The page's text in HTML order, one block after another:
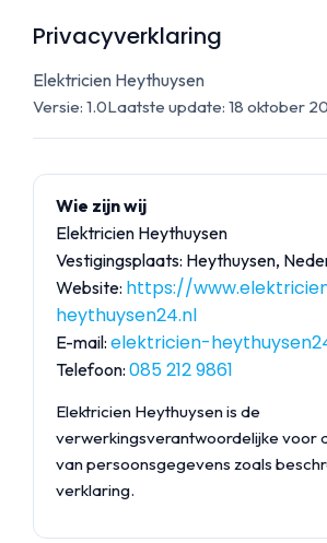
Privacyverklaring
Elektricien Heythuysen
Versie: 1.0Laatste update: 18 oktober
Wie zijn wij
Elektricien Heythuysen
Vestigingsplaats: Heythuysen,
Website: https://
heythuysen24.nl
E-mail: elektricien-
Telefoon: 085 212 9861
Elektricien Heythuysen is de
verwerkingsverantwoordelijke voor
van persoonsgegevens zoals
verklaring.